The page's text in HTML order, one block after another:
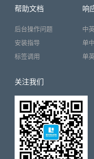
帮助文档
后台操作问题
安装指导
标签调用
响
中
单
单
关注我们